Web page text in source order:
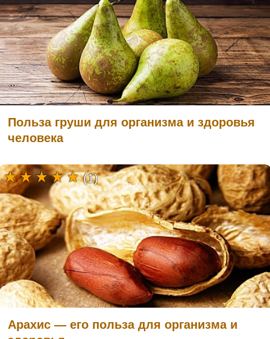
Польза груши для организма и здоровья
человека
Арахис — его польза для организма и
(1)